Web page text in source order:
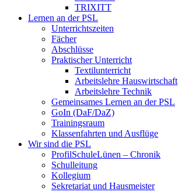
TRIXITT
Lernen an der PSL
Unterrichtszeiten
Fächer
Abschlüsse
Praktischer Unterricht
Textilunterricht
Arbeitslehre Hauswirtschaft
Arbeitslehre Technik
Gemeinsames Lernen an der PSL​
GoIn (DaF/DaZ)
Trainingsraum
Klassenfahrten und Ausflüge
Wir sind die PSL
ProfilSchuleLünen – Chronik
Schulleitung
Kollegium
Sekretariat und Hausmeister